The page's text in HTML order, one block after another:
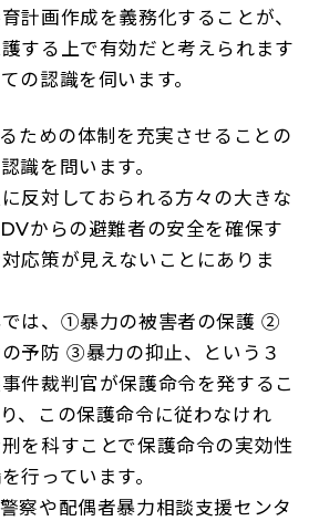
計画作成を義務化することが、
護する上で有効だと考えられます
の認識を伺います。
ための体制を充実させることの
識を問います。
反対しておられる方々の大きな
からの避難者の安全を確保す
応策が見えないことにありま
は、①暴力の被害者の保護 ②
予防 ③暴力の抑止、という３
件裁判官が保護命令を発するこ
、この保護命令に従わなけれ
を科すことで保護命令の実効性
行っています。
察や配偶者暴力相談支援センタ